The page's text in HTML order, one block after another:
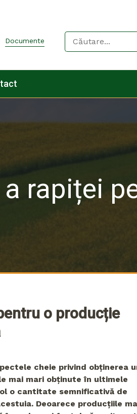
Documente
rapiței
o producție
cheie privind obținerea
mai mari obținute în ultimele
o cantitate semnificativă de
Deoarece producțiile